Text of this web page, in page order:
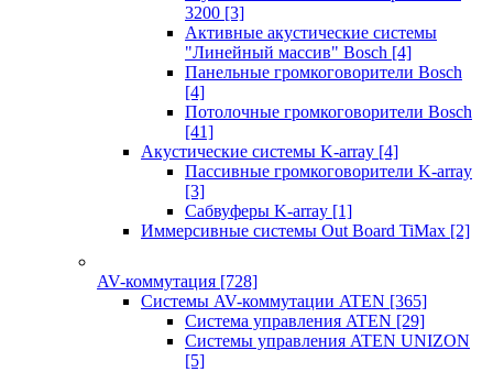
3200 [3]
Активные акустические системы
"Линейный массив" Bosch [4]
Панельные громкоговорители Bosch
[4]
Потолочные громкоговорители Bosch
[41]
Акустические системы K-array [4]
Пассивные громкоговорители K-array
[3]
Сабвуферы K-array [1]
Иммерсивные системы Out Board TiMax [2]
AV-коммутация [728]
Системы AV-коммутации ATEN [365]
Система управления ATEN [29]
Системы управления ATEN UNIZON
[5]